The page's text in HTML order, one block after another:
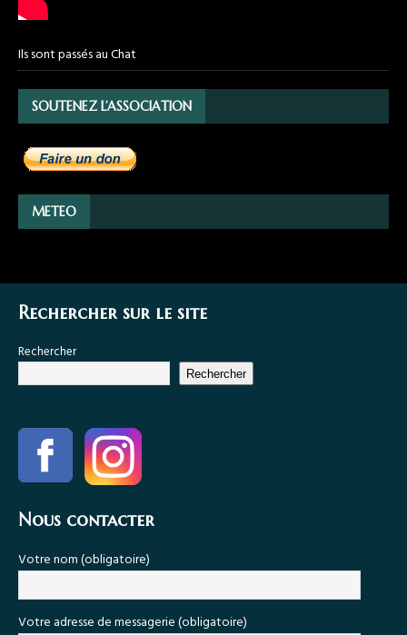
Ils sont passés au Chat
SOUTENEZ L’ASSOCIATION
METEO
Rechercher sur le site
Rechercher
Rechercher
Nous contacter
Votre nom (obligatoire)
Votre adresse de messagerie (obligatoire)